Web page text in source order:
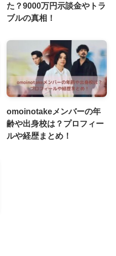
た？9000万円示談金やトラ
ブルの真相！
omoinotakeメンバーの年
齢や出身校は？プロフィー
ルや経歴まとめ！